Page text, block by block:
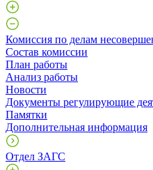
Комиссия по делам
Состав комиссии
План работы
Анализ работы
Новости
Документы регулирующие
Памятки
Дополнительная информация
Отдел ЗАГС